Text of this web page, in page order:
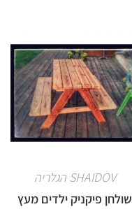
SHAIDOV הגלריה
שולחן פיקניק ילדים מעץ